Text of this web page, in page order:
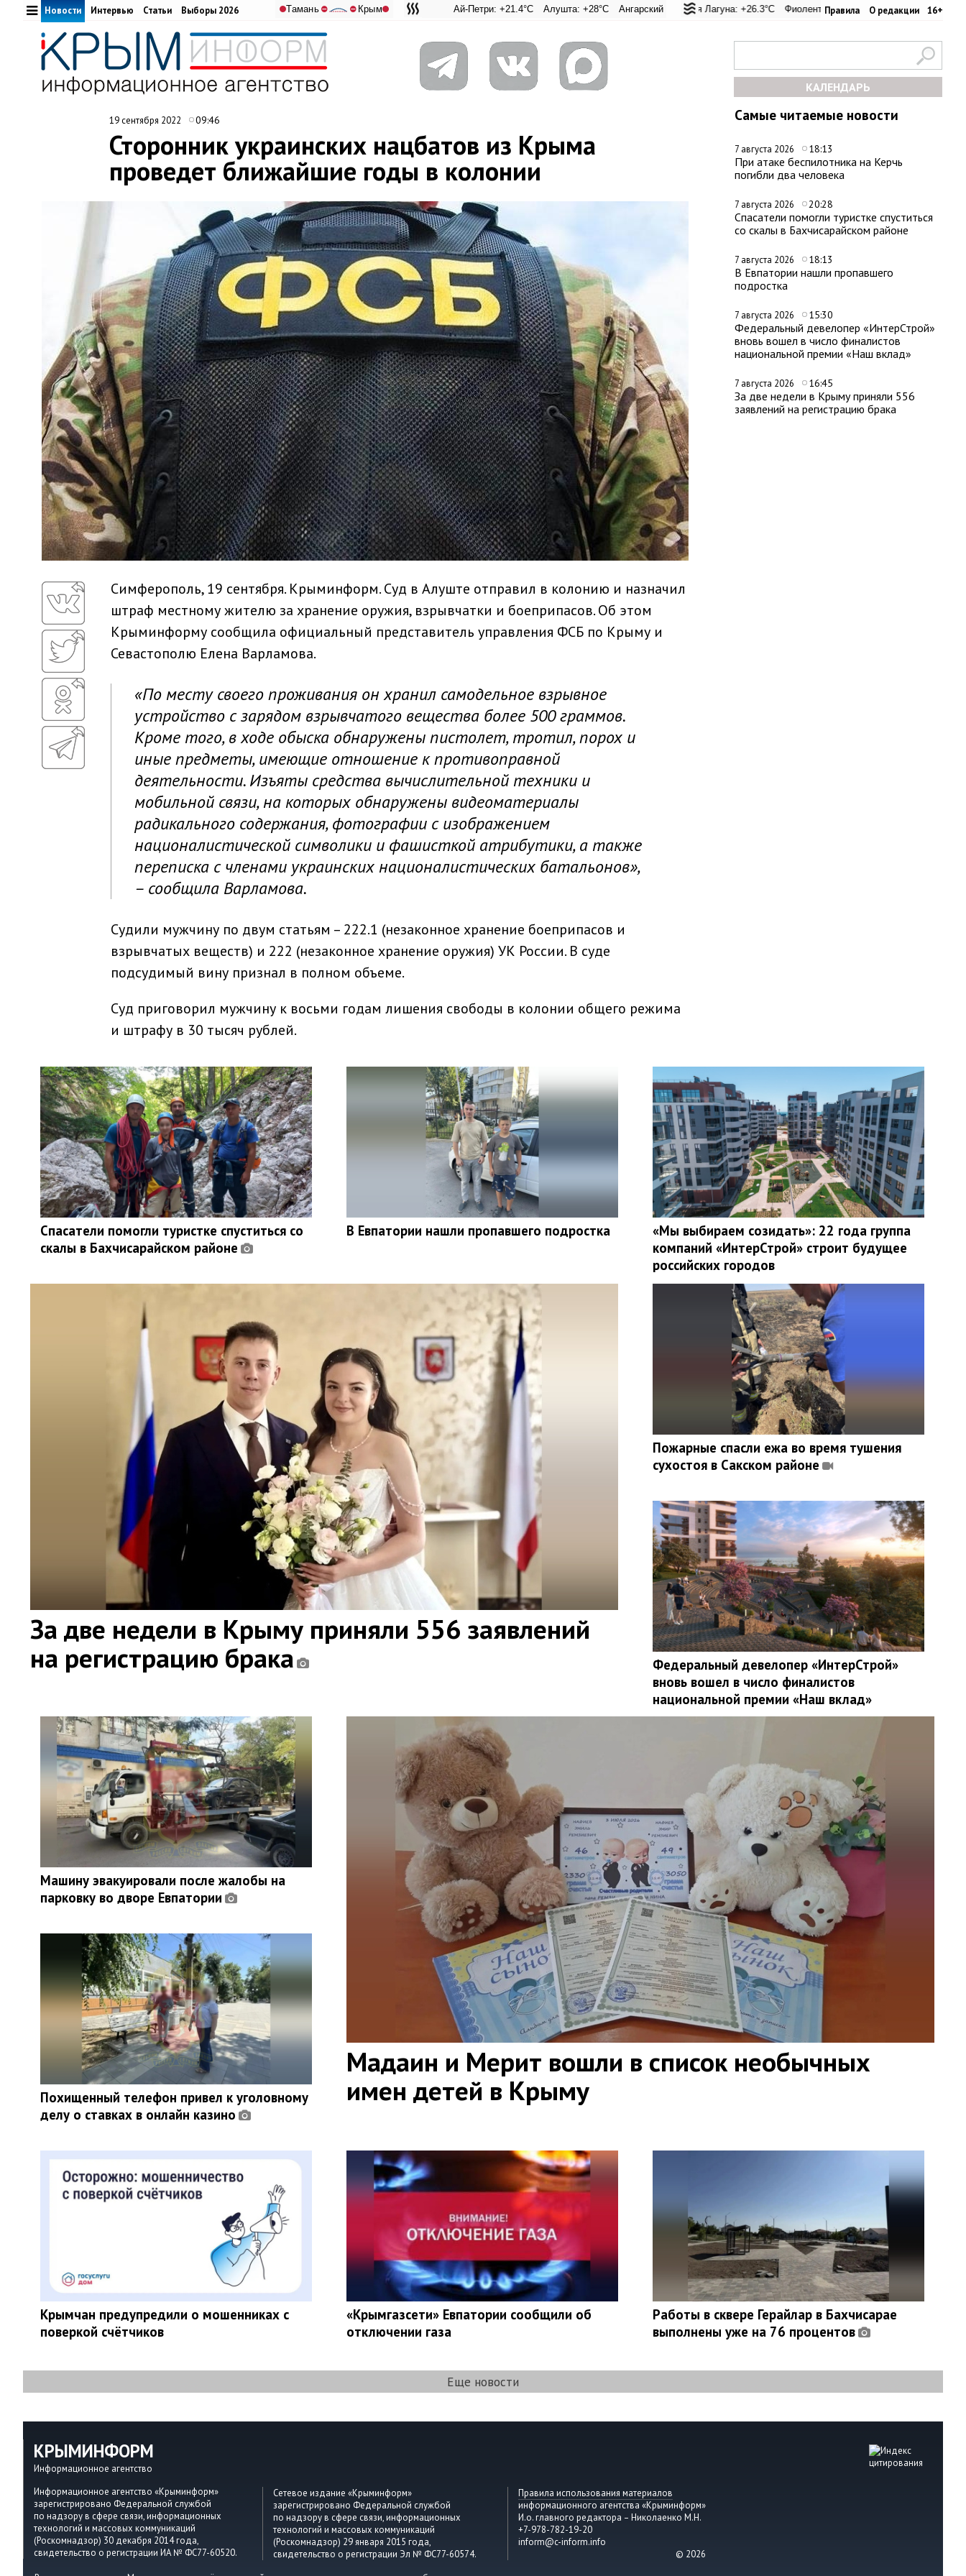
Правила О редакции 16+
Адмиральская Лагуна: +26.3°C Фиолент: +26.6°C Казачья бухта: +26.6°C
Ай-Петри: +21.4°C Алушта: +28°C Ангарский перевал: +24.9°C Евпатория: +33.8°C Керчь: +31°C Никитский сад: +27°C
Тамань ⛔ ⛔ Крым
Новости Интервью Статьи Выборы 2026
КАЛЕНДАРЬ
Самые читаемые новости
7 августа 2026 18:13
При атаке беспилотника на Керчь
погибли два человека
7 августа 2026 20:28
Спасатели помогли туристке спуститься
со скалы в Бахчисарайском районе
7 августа 2026 18:13
В Евпатории нашли пропавшего
подростка
7 августа 2026 15:30
Федеральный девелопер «ИнтерСтрой»
вновь вошел в число финалистов
национальной премии «Наш вклад»
7 августа 2026 16:45
За две недели в Крыму приняли 556
заявлений на регистрацию брака
19 сентября 2022 09:46
Сторонник украинских нацбатов из Крыма
проведет ближайшие годы в колонии
Симферополь, 19 сентября. Крыминформ. Суд в Алуште отправил в колонию и назначил
штраф местному жителю за хранение оружия, взрывчатки и боеприпасов. Об этом
Крыминформу сообщила официальный представитель управления ФСБ по Крыму и
Севастополю Елена Варламова.
«По месту своего проживания он хранил самодельное взрывное
устройство с зарядом взрывчатого вещества более 500 граммов.
Кроме того, в ходе обыска обнаружены пистолет, тротил, порох и
иные предметы, имеющие отношение к противоправной
деятельности. Изъяты средства вычислительной техники и
мобильной связи, на которых обнаружены видеоматериалы
радикального содержания, фотографии с изображением
националистической символики и фашисткой атрибутики, а также
переписка с членами украинских националистических батальонов»,
– сообщила Варламова.
Судили мужчину по двум статьям – 222.1 (незаконное хранение боеприпасов и
взрывчатых веществ) и 222 (незаконное хранение оружия) УК России. В суде
подсудимый вину признал в полном объеме.
Суд приговорил мужчину к восьми годам лишения свободы в колонии общего режима
и штрафу в 30 тысяч рублей.
Спасатели помогли туристке спуститься со
скалы в Бахчисарайском районе
В Евпатории нашли пропавшего подростка
«Мы выбираем созидать»: 22 года группа
компаний «ИнтерСтрой» строит будущее
российских городов
За две недели в Крыму приняли 556 заявлений
на регистрацию брака
Пожарные спасли ежа во время тушения
сухостоя в Сакском районе
Федеральный девелопер «ИнтерСтрой»
вновь вошел в число финалистов
национальной премии «Наш вклад»
Мадаин и Мерит вошли в список необычных
имен детей в Крыму
Машину эвакуировали после жалобы на
парковку во дворе Евпатории
Похищенный телефон привел к уголовному
делу о ставках в онлайн казино
Крымчан предупредили о мошенниках с
поверкой счётчиков
«Крымгазсети» Евпатории сообщили об
отключении газа
Работы в сквере Герайлар в Бахчисарае
выполнены уже на 76 процентов
Еще новости
КРЫМИНФОРМ
Информационное агентство
Информационное агентство «Крыминформ»
зарегистрировано Федеральной службой
по надзору в сфере связи, информационных
технологий и массовых коммуникаций
(Роскомнадзор) 30 декабря 2014 года,
свидетельство о регистрации ИА № ФС77-60520.
Сетевое издание «Крыминформ»
зарегистрировано Федеральной службой
по надзору в сфере связи, информационных
технологий и массовых коммуникаций
(Роскомнадзор) 29 января 2015 года,
свидетельство о регистрации Эл № ФС77-60574.
Правила использования материалов
информационного агентства «Крыминформ»
И.о. главного редактора – Николаенко М.Н.
+7-978-782-19-20
inform@c-inform.info
© 2026